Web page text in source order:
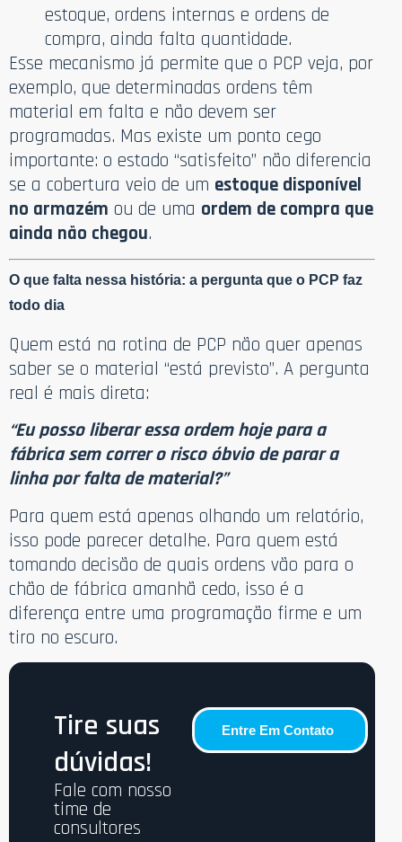
estoque, ordens internas e ordens de
compra, ainda falta quantidade.
Esse mecanismo já permite que o PCP veja, por
exemplo, que determinadas ordens têm
material em falta e não devem ser
programadas. Mas existe um ponto cego
importante: o estado “satisfeito” não diferencia
se a cobertura veio de um estoque disponível
no armazém ou de uma ordem de compra que
ainda não chegou.
O que falta nessa história: a pergunta que o PCP faz
todo dia
Quem está na rotina de PCP não quer apenas
saber se o material “está previsto”. A pergunta
real é mais direta:
“Eu posso liberar essa ordem hoje para a
fábrica sem correr o risco óbvio de parar a
linha por falta de material?”
Para quem está apenas olhando um relatório,
isso pode parecer detalhe. Para quem está
tomando decisão de quais ordens vão para o
chão de fábrica amanhã cedo, isso é a
diferença entre uma programação firme e um
tiro no escuro.
Tire suas
dúvidas!
Fale com nosso
time de
consultores
Entre Em Contato